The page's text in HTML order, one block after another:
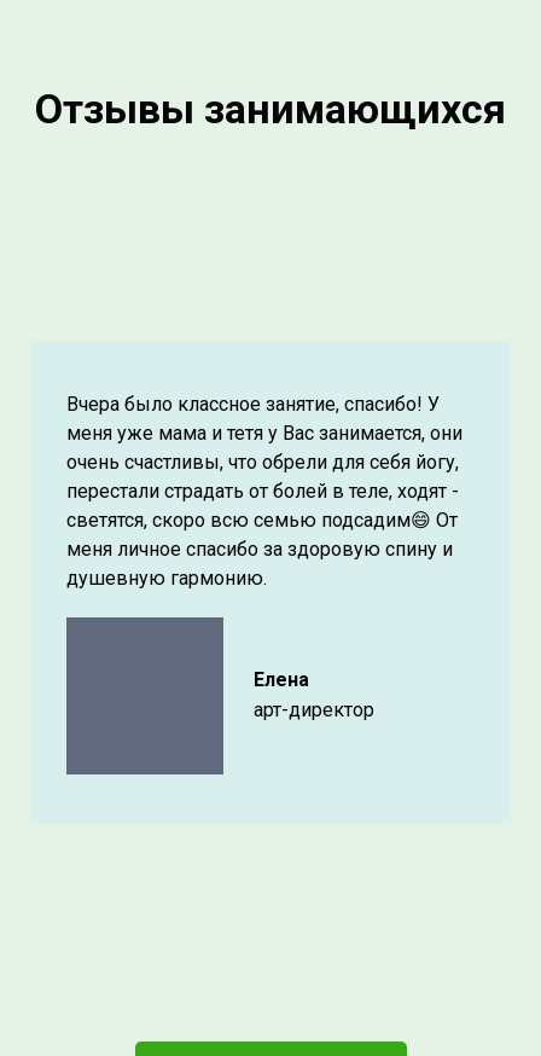
Отзывы занимающихся
Вчера было классное занятие, спасибо! У
меня уже мама и тетя у Вас занимается, они
очень счастливы, что обрели для себя йогу,
перестали страдать от болей в теле, ходят -
светятся, скоро всю семью подсадим😄 От
меня личное спасибо за здоровую спину и
душевную гармонию.
Елена
арт-директор